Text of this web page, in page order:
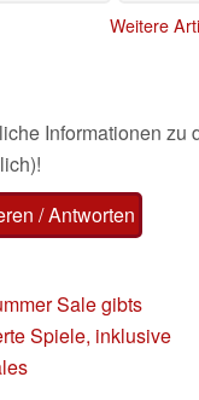
Weitere
Informationen
/ Antworten
Sale gibts
Spiele, inklusive